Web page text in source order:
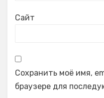
Сайт
Сохранить моё имя,
браузере для